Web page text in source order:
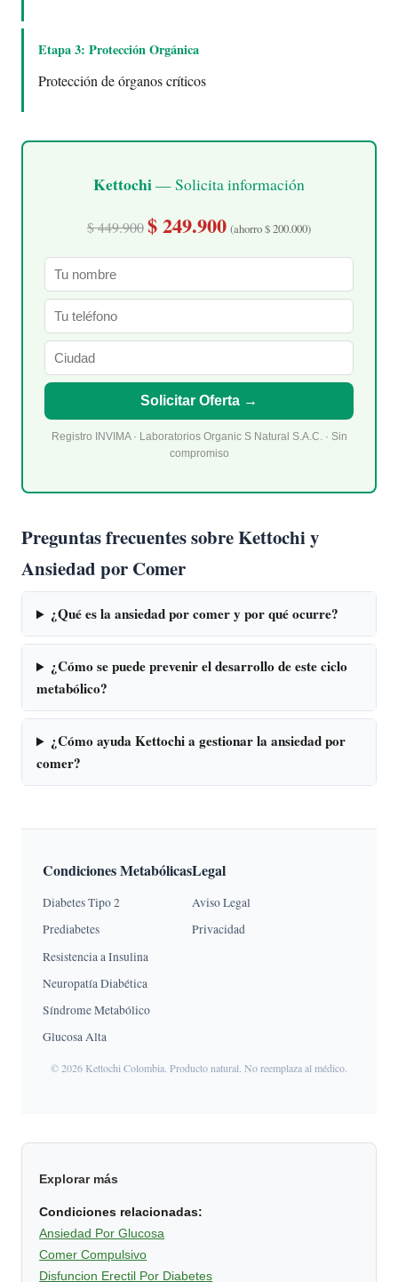
Etapa 3: Protección Orgánica
Protección de órganos críticos
Kettochi— Solicita información
$ 449.900$ 249.900 (ahorro $ 200.000)
Solicitar Oferta →
Registro INVIMA · Laboratorios Organic S Natural S.A.C. · Sin
compromiso
Preguntas frecuentes sobre Kettochi y
Ansiedad por Comer
¿Qué es la ansiedad por comer y por qué ocurre?
¿Cómo se puede prevenir el desarrollo de este ciclo
metabólico?
¿Cómo ayuda Kettochi a gestionar la ansiedad por
comer?
Condiciones Metabólicas
Diabetes Tipo 2
Prediabetes
Resistencia a Insulina
Neuropatía Diabética
Síndrome Metabólico
Glucosa Alta
Legal
Aviso Legal
Privacidad
© 2026 Kettochi Colombia. Producto natural. No reemplaza al médico.
Explorar más
Condiciones relacionadas:
Ansiedad Por Glucosa
Comer Compulsivo
Disfuncion Erectil Por Diabetes